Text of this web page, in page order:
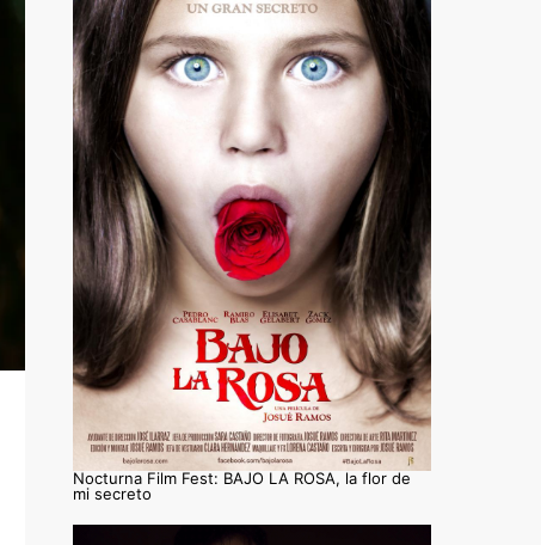
Nocturna Film Fest: BAJO LA ROSA, la flor de
mi secreto